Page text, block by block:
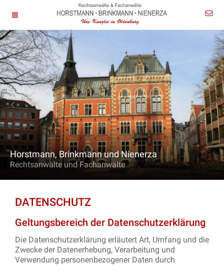
Horstmann, Brinkmann und Nienerza
Rechtsanwälte und Fachanwälte
DATENSCHUTZ
Geltungsbereich der Datenschutzerklärung
Die Datenschutzerklärung erläutert Art, Umfang und die
Zwecke der Datenerhebung, Verarbeitung und
Verwendung personenbezogener Daten durch